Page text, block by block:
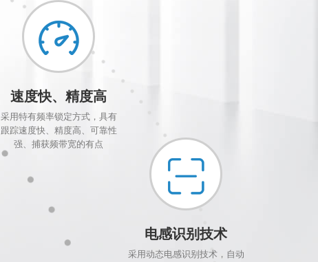
速度快、精度高
采用特有频率锁定方式，具有
跟踪速度快、精度高、可靠性
强、捕获频带宽的有点
电感识别技术
采用动态电感识别技术，自动